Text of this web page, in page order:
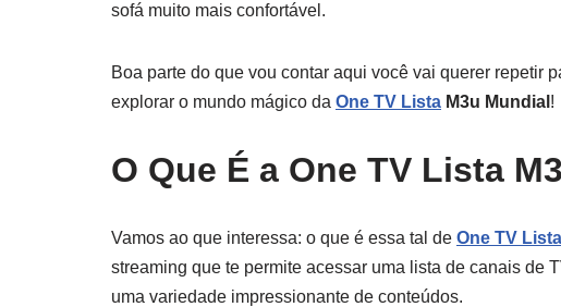
sofá muito mais confortável.
Boa parte do que vou contar aqui você vai querer repetir
explorar o mundo mágico da One TV Lista M3u Mundial !
O Que É a One TV Lista
Vamos ao que interessa: o que é essa tal de One TV Lista
streaming que te permite acessar uma lista de canais de
uma variedade impressionante de conteúdos.